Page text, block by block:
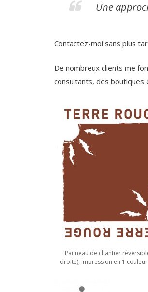
Une
Contactez-moi sans plus
De nombreux clients me
consultants, des boutiques
Panneau de chantier
droite), impression en 1